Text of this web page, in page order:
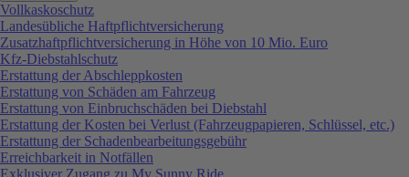
Vollkaskoschutz
Landesübliche Haftpflichtversicherung
Zusatzhaftpflichtversicherung in Höhe von 10 Mio. Euro
Kfz-Diebstahlschutz
Erstattung der Abschleppkosten
Erstattung von Schäden am Fahrzeug
Erstattung von Einbruchschäden bei Diebstahl
Erstattung der Kosten bei Verlust (Fahrzeugpapieren, Schlüssel, etc.)
Erstattung der Schadenbearbeitungsgebühr
Erreichbarkeit in Notfällen
Exklusiver Zugang zu My Sunny Ride